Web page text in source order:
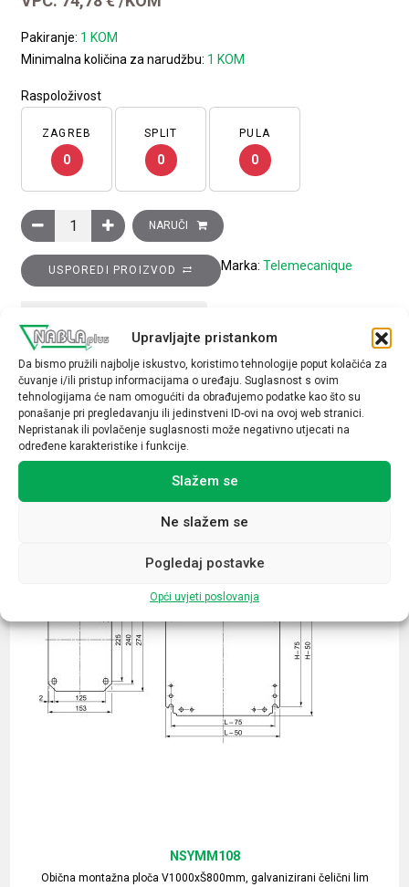
Upravljajte pristankom
Da bismo pružili najbolje iskustvo, koristimo tehnologije poput kolačića za
čuvanje i/ili pristup informacijama o uređaju. Suglasnost s ovim
tehnologijama će nam omogućiti da obrađujemo podatke kao što su
ponašanje pri pregledavanju ili jedinstveni ID-ovi na ovoj web stranici.
Nepristanak ili povlačenje suglasnosti može negativno utjecati na
određene karakteristike i funkcije.
Slažem se
Ne slažem se
Pogledaj postavke
Opći uvjeti poslovanja
Pakiranje: 1 KOM
Minimalna količina za narudžbu: 1 KOM
Raspoloživost
ZAGREB
0
SPLIT
0
PULA
0
Induktivni senzor XS6 M18–D 62 mm–mjed, 1R kontakt, Sn
NARUČI
USPOREDI PROIZVOD Marka: Telemecanique
TEHNIČKE SPECIFIKACIJE
Povezani proizvodi
Obična montažna ploča V1000xŠ800mm, galvanizirani čelični lim
NSYMM108